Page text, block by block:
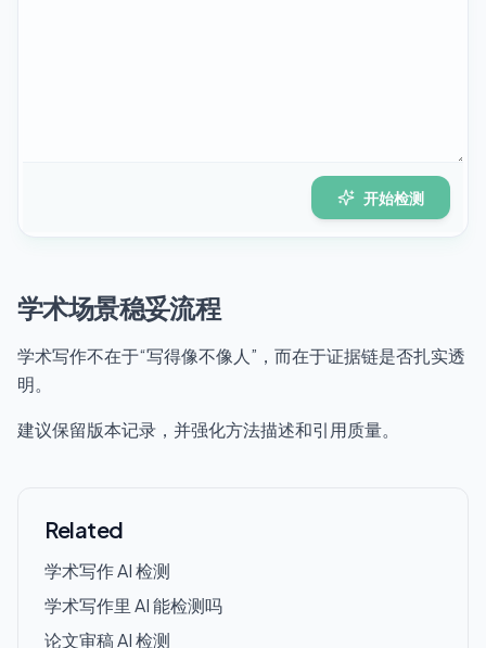
开始检测
学术场景稳妥流程
学术写作不在于“写得像不像人”，而在于证据链是否扎实透
明。
建议保留版本记录，并强化方法描述和引用质量。
Related
学术写作 AI 检测
学术写作里 AI 能检测吗
论文审稿 AI 检测